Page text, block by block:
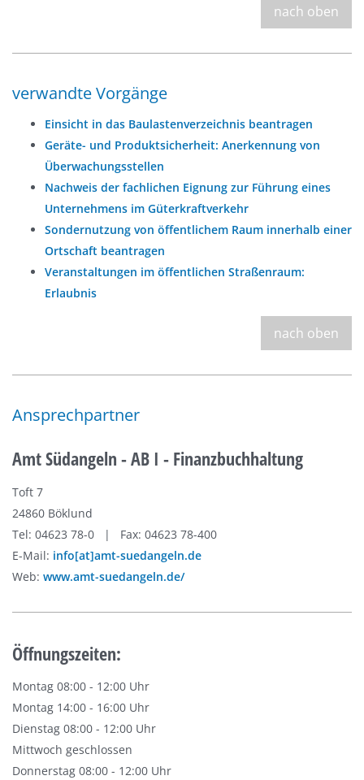
nach oben
verwandte Vorgänge
Einsicht in das Baulastenverzeichnis beantragen
Geräte- und Produktsicherheit: Anerkennung von
Überwachungsstellen
Nachweis der fachlichen Eignung zur Führung eines
Unternehmens im Güterkraftverkehr
Sondernutzung von öffentlichem Raum innerhalb einer
Ortschaft beantragen
Veranstaltungen im öffentlichen Straßenraum:
Erlaubnis
nach oben
Ansprechpartner
Amt Südangeln - AB I - Finanzbuchhaltung
Toft 7
24860 Böklund
Tel: 04623 78-0 | Fax: 04623 78-400
E-Mail: info[at]amt-suedangeln.de
Web: www.amt-suedangeln.de/
Öffnungszeiten:
Montag 08:00 - 12:00 Uhr
Montag 14:00 - 16:00 Uhr
Dienstag 08:00 - 12:00 Uhr
Mittwoch geschlossen
Donnerstag 08:00 - 12:00 Uhr